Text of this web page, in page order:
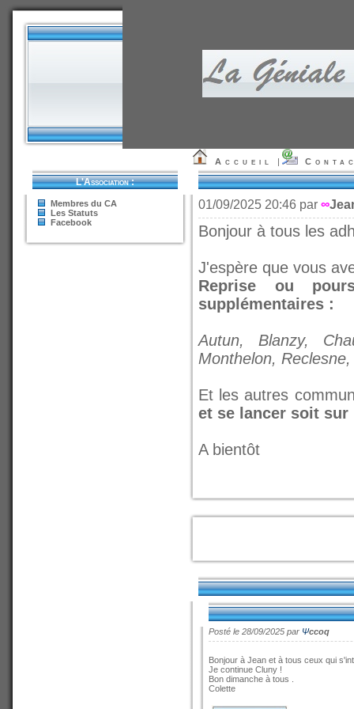
Accueil |
L'Association :
Membres du CA
Les Statuts
Facebook
01/09/2025 20:46 par ∞
Bonjour à tous les
J'espère que vous
Reprise ou
supplémentaires :
Autun, Blanzy,
Monthelon,
Et les autres
et se lancer soit
A bientôt
Posté le 28/09/2025 par Ψccoq
Bonjour à Jean et à tous ceux qui
Je continue Cluny !
Bon dimanche à tous .
Colette